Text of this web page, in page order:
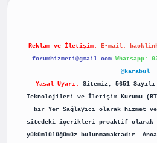
Reklam ve İletişim: E-mail:
forumhizmeti@gmail.com Whatsapp:
@karabul
Yasal Uyarı:
Sitemiz, 5651
Teknolojileri ve İletişim Kurumu
bir Yer Sağlayıcı olarak hizmet
sitedeki içerikleri proaktif olarak
yükümlülüğümüz bulunmamaktadır.